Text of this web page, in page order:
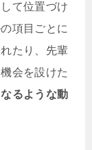
て位置づけ
項目ごとに
たり、先輩
会を設けた
るような動